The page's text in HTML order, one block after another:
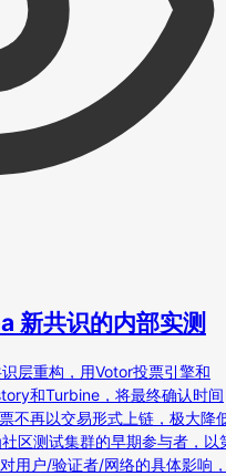
新共识的内部实测
层重构，用Votor投票引擎和
和Turbine，将最终确认时间
不再以交易形式上链，极大降
区测试集群的早期参与者，以
用户/验证者/网络的具体影响